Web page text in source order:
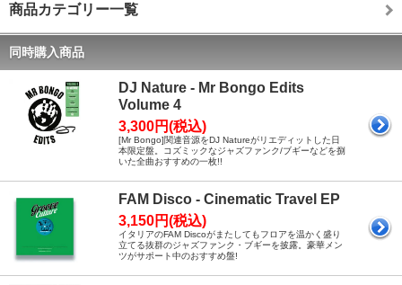
商品カテゴリー一覧
同時購入商品
DJ Nature - Mr Bongo Edits
Volume 4
3,300円(税込)
[Mr Bongo]関連音源をDJ Natureがリエディットした日
本限定盤。コズミックなジャズファンク/ブギーなどを捌
いた全曲おすすめの一枚!!
FAM Disco - Cinematic Travel EP
3,150円(税込)
イタリアのFAM Discoがまたしてもフロアを温かく盛り
立てる抜群のジャズファンク・ブギーを披露。豪華メン
ツがサポート中のおすすめ盤!